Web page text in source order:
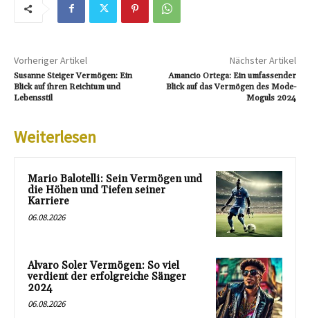
Vorheriger Artikel
Susanne Steiger Vermögen: Ein
Blick auf ihren Reichtum und
Lebensstil
Nächster Artikel
Amancio Ortega: Ein umfassender
Blick auf das Vermögen des Mode-
Moguls 2024
Weiterlesen
Mario Balotelli: Sein Vermögen und
die Höhen und Tiefen seiner
Karriere
06.08.2026
Alvaro Soler Vermögen: So viel
verdient der erfolgreiche Sänger
2024
06.08.2026